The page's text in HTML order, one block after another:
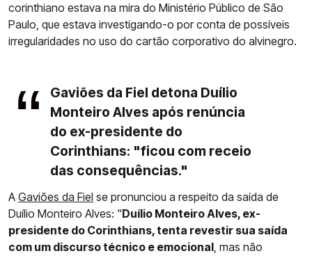
corinthiano estava na mira do Ministério Público de São
Paulo, que estava investigando-o por conta de possíveis
irregularidades no uso do cartão corporativo do alvinegro.
Gaviões da Fiel detona Duílio
Monteiro Alves após renúncia
do ex-presidente do
Corinthians: "ficou com receio
das consequências."
A Gaviões da Fiel se pronunciou a respeito da saída de
Duílio Monteiro Alves: "Duílio Monteiro Alves, ex-
presidente do Corinthians, tenta revestir sua saída
com um discurso técnico e emocional, mas não